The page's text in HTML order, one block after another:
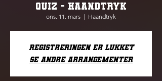
QUIZ - Haandtryk
ons. 11. mars
  |
Haandtryk
Registreringen er lukket
Se andre arrangementer